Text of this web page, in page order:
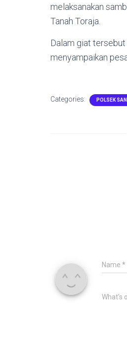
melaksanakan
Tanah Toraja.
Dalam giat
menyampaikan
Categories: POLSEK
Name *
What's